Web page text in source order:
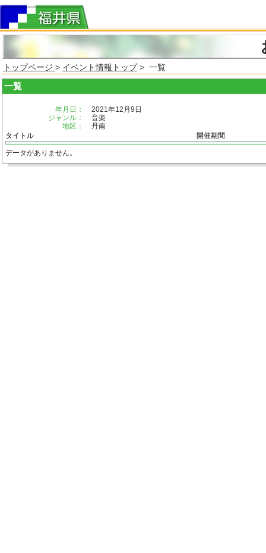
トップページ > イベント情報トップ> 一覧
一覧
年月日：
2021年12月9日
ジャンル：
音楽
地区：
丹南
タイトル
開催期間
データがありません。